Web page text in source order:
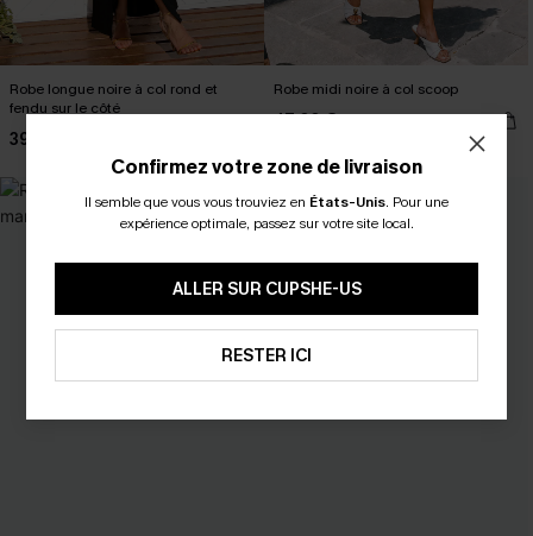
Robe longue noire à col rond et
fendu sur le côté
39,00 €
Robe midi noire à col scoop
47,00 €
Confirmez votre zone de livraison
Il semble que vous vous trouviez en États-Unis. Pour une
expérience optimale, passez sur votre site local.
ALLER SUR CUPSHE-US
RESTER ICI